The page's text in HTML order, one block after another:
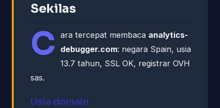
Sekilas
C ara tercepat membaca analytics-
debugger.com: negara Spain, usia
13.7 tahun, SSL OK, registrar OVH
sas.
Usia domain